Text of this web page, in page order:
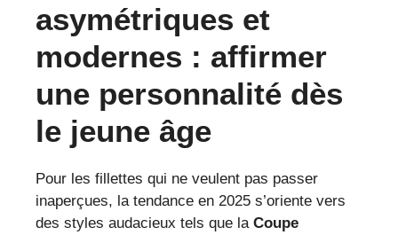
asymétriques et
modernes : affirmer
une personnalité dès
le jeune âge
Pour les fillettes qui ne veulent pas passer
inaperçues, la tendance en 2025 s’oriente vers
des styles audacieux tels que la Coupe